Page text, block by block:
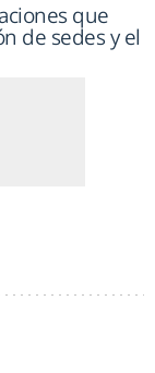
que
de sedes y el